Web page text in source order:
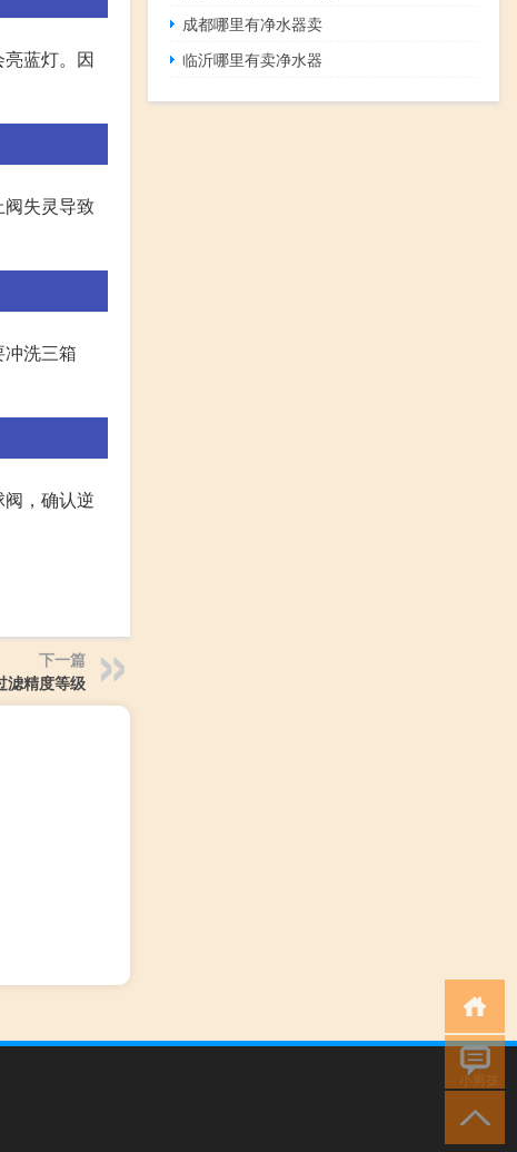
蓝灯。因
失灵导致
洗三箱
，确认逆
下一篇
滤精度等级
成都哪里有净水器卖
临沂哪里有卖净水器
小男孩